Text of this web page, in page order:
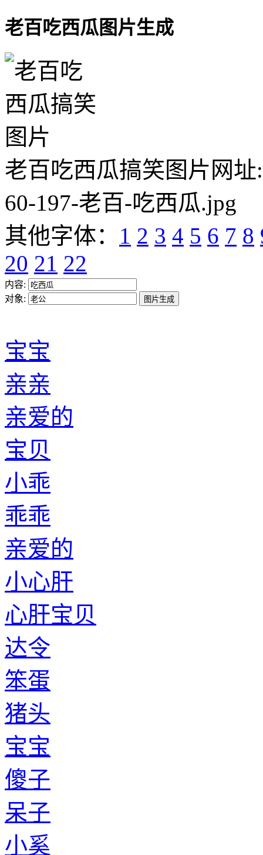
老百吃西瓜图片生成
老百吃西瓜搞笑图片网址
60-197-老百-吃西瓜.jpg
其他字体： 1 2 3 4 5 6 7 8
20 21 22
内容:
对象:
宝宝
亲亲
亲爱的
宝贝
小乖
乖乖
亲爱的
小心肝
心肝宝贝
达令
笨蛋
猪头
宝宝
傻子
呆子
小奚